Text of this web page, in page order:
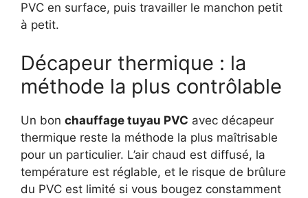
PVC en surface, puis travailler le manchon petit
à petit.
Décapeur thermique : la
méthode la plus contrôlable
Un bon chauffage tuyau PVC avec décapeur
thermique reste la méthode la plus maîtrisable
pour un particulier. L’air chaud est diffusé, la
température est réglable, et le risque de brûlure
du PVC est limité si vous bougez constamment